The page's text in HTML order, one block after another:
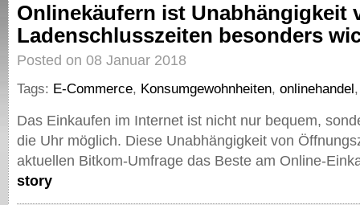
Onlinekäufern ist Unabhängigkeit
Ladenschlusszeiten besonders
Posted on 08 Januar 2018
Tags: E-Commerce, Konsumgewohnheiten, onlinehandel
Das Einkaufen im Internet ist nicht nur bequem,
die Uhr möglich. Diese Unabhängigkeit von
aktuellen Bitkom-Umfrage das Beste am Online-
story